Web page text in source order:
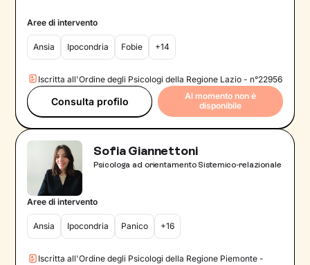
Aree di intervento
Ansia Ipocondria Fobie +14
Iscritta all'Ordine degli Psicologi della Regione Lazio - n°22956
Consulta profilo
Al momento non è
disponibile
Sofia Giannettoni
Psicologa ad orientamento Sistemico-relazionale
Aree di intervento
Ansia Ipocondria Panico +16
Iscritta all'Ordine degli Psicologi della Regione Piemonte -